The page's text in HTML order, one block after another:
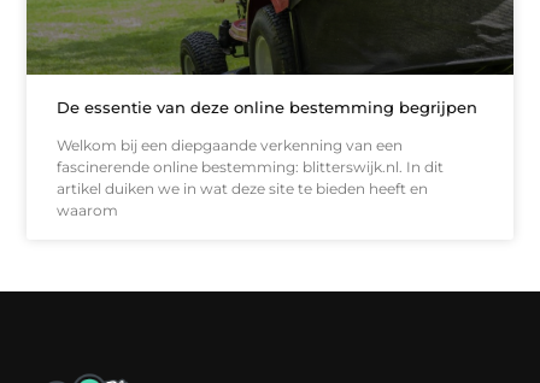
De essentie van deze online bestemming begrijpen
Welkom bij een diepgaande verkenning van een
fascinerende online bestemming: blitterswijk.nl. In dit
artikel duiken we in wat deze site te bieden heeft en
waarom